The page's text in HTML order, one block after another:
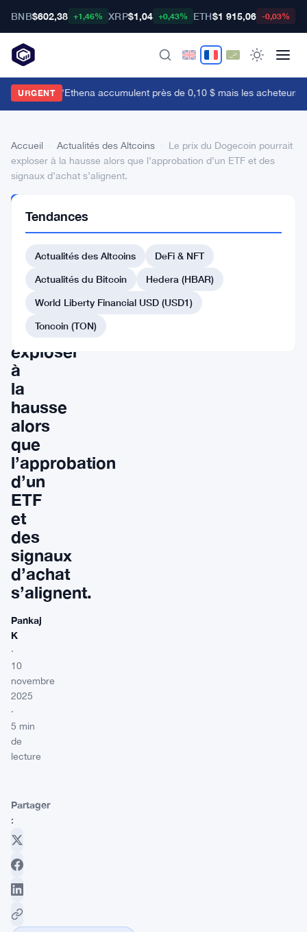
BNB$602,38 +1,46% XRP$1,04 +0,43% ETH$1 915,06 -0,03%
URGENT
baleines d'Ethena accumulent près de 0,10 $ mais les acheteurs
Accueil Actualités des Altcoins
Le prix du Dogecoin pourrait
exploser à la hausse alors que l’approbation d’un ETF et des
signaux d’achat s’alignent.
DES
ALTCOINS
prix
pourrait
exploser
à
la
hausse
alors
que
l’approbation
d’un
ETF
et
des
signaux
d’achat
s’alignent.
Pankaj
K
·
10
novembre
2025
·
5 min
de
lecture
Partager
:
Tendances
Actualités des Altcoins
DeFi & NFT
Actualités du Bitcoin
Hedera (HBAR)
World Liberty Financial USD (USD1)
Toncoin (TON)